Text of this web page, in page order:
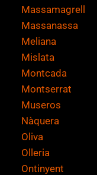
Massamagrell
Massanassa
Meliana
Mislata
Montcada
Montserrat
Museros
Nàquera
Oliva
Olleria
Ontinyent